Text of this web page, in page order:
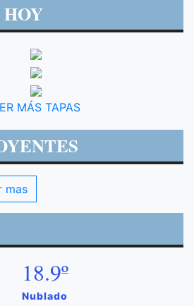
MÁS TAPAS
mas
18.9º
Nublado